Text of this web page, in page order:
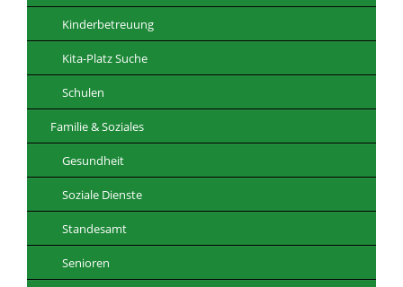
Kinderbetreuung
Kita-Platz Suche
Schulen
Familie & Soziales
Gesundheit
Soziale Dienste
Standesamt
Senioren